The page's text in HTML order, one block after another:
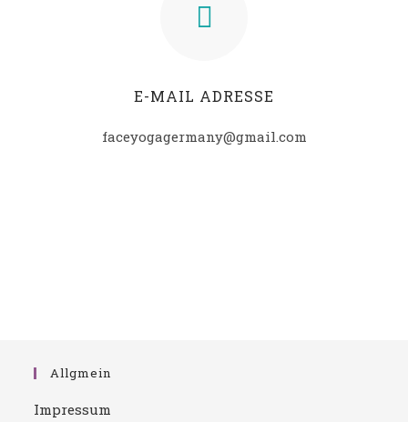
E-MAIL ADRESSE
faceyogagermany@gmail.com
Allgmein
Impressum